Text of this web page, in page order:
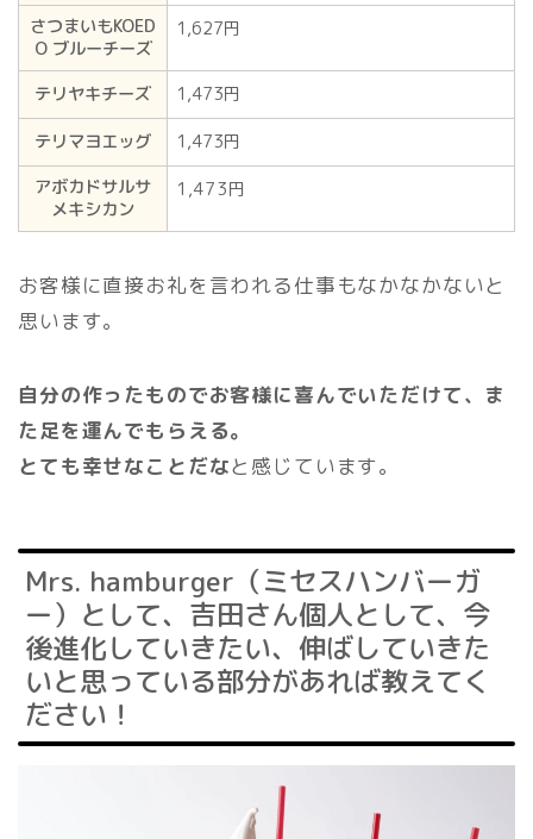
さつまいもKOED
O ブルーチーズ
1,627円
テリヤキチーズ
1,473円
テリマヨエッグ
1,473円
アボカドサルサ
メキシカン
1,473円
お客様に直接お礼を言われる仕事もなかなかないと
思います。
自分の作ったものでお客様に喜んでいただけて、ま
た足を運んでもらえる。
とても幸せなことだなと感じています。
Mrs. hamburger（ミセスハンバーガ
ー）として、吉田さん個人として、今
後進化していきたい、伸ばしていきた
いと思っている部分があれば教えてく
ださい！